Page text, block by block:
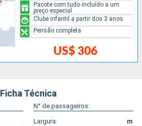
US$ 306
Pacote com tudo incluído a um
preço especial
Clube infantil a partir dos 3 anos
Pensão completa
Ficha Técnica
N° de passageiros:
Largura:
m